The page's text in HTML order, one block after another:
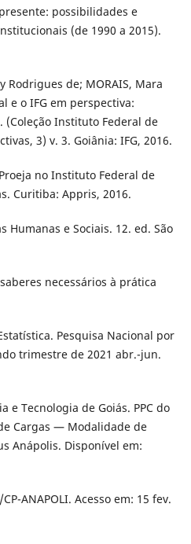
possibilidades e
(de 1990 a 2015).
Rodrigues de; MORAIS, Mara
e o IFG em perspectiva:
Instituto Federal de
3) v. 3. Goiânia: IFG, 2016.
no Instituto Federal de
Curitiba: Appris, 2016.
Humanas e Sociais. 12. ed. São
necessários à prática
Pesquisa Nacional por
trimestre de 2021 abr.-jun.
e Tecnologia de Goiás. PPC do
Cargas — Modalidade de
Anápolis. Disponível em:
ANAPOLI. Acesso em: 15 fev.